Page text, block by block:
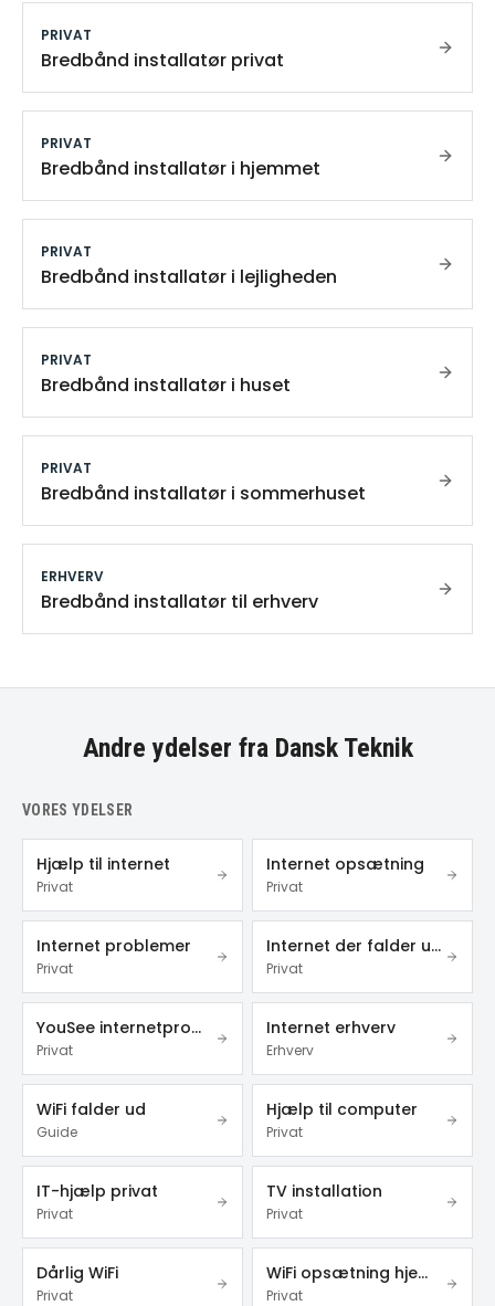
PRIVAT
Bredbånd installatør privat
PRIVAT
Bredbånd installatør i hjemmet
PRIVAT
Bredbånd installatør i lejligheden
PRIVAT
Bredbånd installatør i huset
PRIVAT
Bredbånd installatør i sommerhuset
ERHVERV
Bredbånd installatør til erhverv
Andre ydelser fra Dansk Teknik
VORES YDELSER
Hjælp til internet
Privat
Internet opsætning
Privat
Internet problemer
Privat
Internet der falder ud
Privat
YouSee internetproblemer
Privat
Internet erhverv
Erhverv
WiFi falder ud
Guide
Hjælp til computer
Privat
IT-hjælp privat
Privat
TV installation
Privat
Dårlig WiFi
Privat
WiFi opsætning hjemme
Privat